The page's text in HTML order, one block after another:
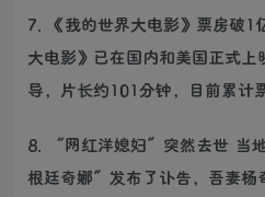
7. 《我的世界大电影》票房破1
大电影》已在国内和美国正式
导，片长约101分钟，目前累计
8. “网红洋媳妇”突然去世 当
根廷奇娜”发布了讣告，吾妻杨